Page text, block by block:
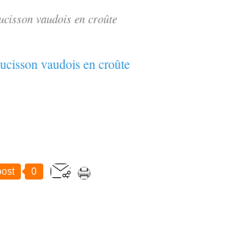
vaudois en croûte
0